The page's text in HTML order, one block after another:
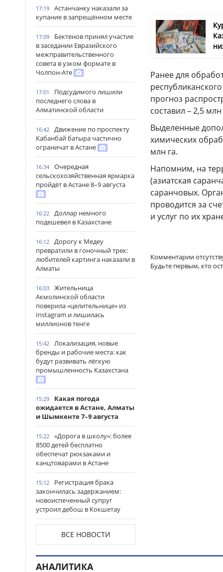
17:19
Астанчанку наказали за
купание в запрещённом месте
17:09
Бектенов принял участие
в заседании Евразийского
межправительственного
совета в узком формате в
Чолпон-Ате
17:01
Подсудимого лишили
последнего слова в
Алматинской области
16:42
Движение по проспекту
Кабанбай батыра частично
ограничат в Астане
16:34
Очередная
сельскохозяйственная ярмарка
пройдёт в Астане 8–9 августа
16:22
Доллар немного
подешевел в Казахстане
16:12
Дорогу к Медеу
превратили в гоночный трек:
любителей картинга наказали в
Алматы
16:03
Жительница
Акмолинской области
поверила «целительнице» из
Instagram и лишилась
миллионов тенге
15:42
Локализация, новые
бренды и рабочие места: как
будут развивать лёгкую
промышленность Казахстана
15:29
Какая погода
ожидается в Астане, Алматы
и Шымкенте 7–9 августа
15:22
«Дорога в школу»: более
8500 детей бесплатно
обеспечат рюкзаками и
канцтоварами в Астане
15:12
Регистрация брака
закончилась задержанием:
новоиспеченный супруг
устроил дебош в Кокшетау
Сауран началась реставрация
исторических памятников
14:53
Выезд на встречную
ВСЕ НОВОСТИ
Ранее для
прогноз
составил – 2,5
Выделенные
химических
млн га.
Напомним, на
(азиатская
саранчовых.
проводится за
и услуг по их
Комментарии
Будьте первым, кто
АНАЛИТИКА